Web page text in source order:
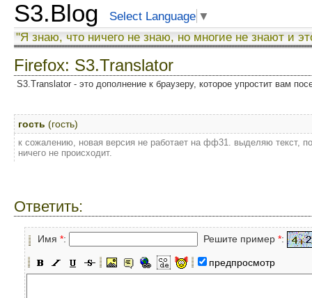
S3.Blog Select Language ▼
"Я знаю, что ничего не знаю, но многие не знают и
Firefox: S3.Translator
S3.Translator - это дополнение к браузеру, которое упростит вам
гость (гость)
к сожалению, новая версия не работает на фф31. выделяю текст,
ничего не происходит.
Ответить:
Имя *: Решите пример *:
предпросмотр